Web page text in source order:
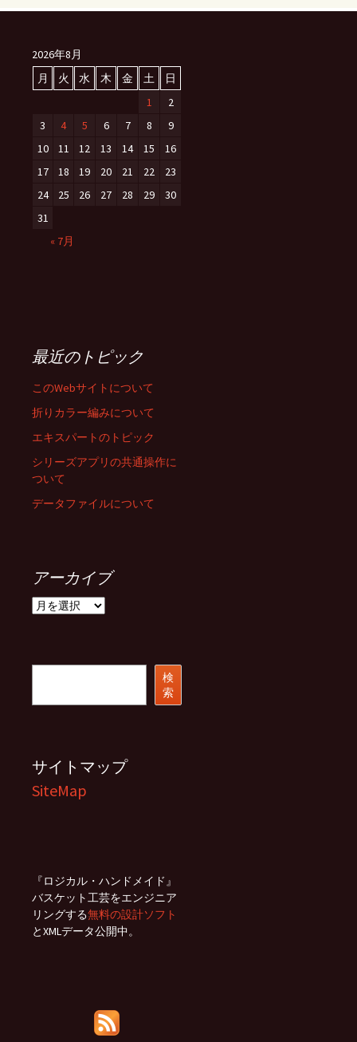
2026年8月
月
火 水 木 金 土
日
1
2
3
4 5 6 7 8
9
10
11 12 13 14 15
16
17
18 19 20 21 22
23
24
25 26 27 28 29
30
31
« 7月
最近のトピック
このWebサイトについて
折りカラー編みについて
エキスパートのトピック
シリーズアプリの共通操作に
ついて
データファイルについて
アーカイブ
ア
検
索
サイトマップ
SiteMap
『ロジカル・ハンドメイド』
バスケット工芸をエンジニア
リングする無料の設計ソフト
とXMLデータ公開中。